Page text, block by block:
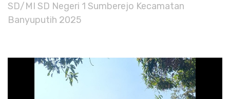
SD/MI SD Negeri 1 Sumberejo Kecamatan
Banyuputih 2025